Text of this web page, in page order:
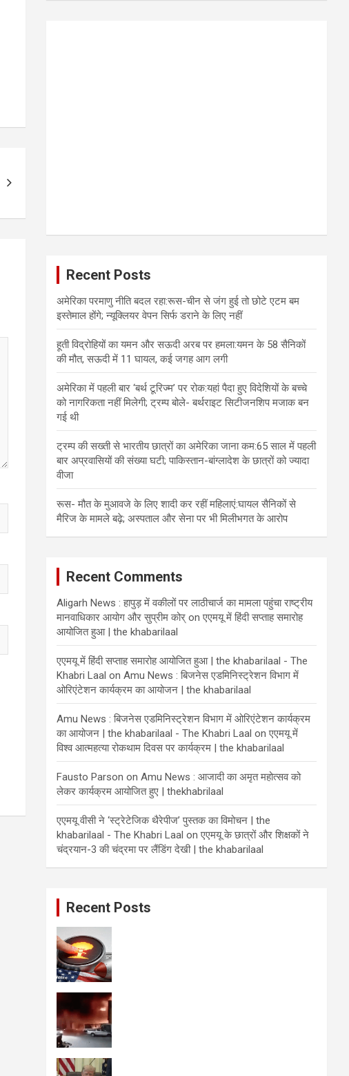
Recent Posts
अमेरिका परमाणु नीति बदल रहा:रूस-चीन से जंग हुई तो छोटे एटम बम
इस्तेमाल होंगे; न्यूक्लियर वेपन सिर्फ डराने के लिए नहीं
हूती विद्रोहियों का यमन और सऊदी अरब पर हमला:यमन के 58 सैनिकों
की मौत, सऊदी में 11 घायल, कई जगह आग लगी
अमेरिका में पहली बार ‘बर्थ टूरिज्म’ पर रोक:यहां पैदा हुए विदेशियों के बच्चे
को नागरिकता नहीं मिलेगी; ट्रम्प बोले- बर्थराइट सिटीजनशिप मजाक बन
गई थी
ट्रम्प की सख्ती से भारतीय छात्रों का अमेरिका जाना कम:65 साल में पहली
बार अप्रवासियों की संख्या घटी; पाकिस्तान-बांग्लादेश के छात्रों को ज्यादा
वीजा
रूस- मौत के मुआवजे के लिए शादी कर रहीं महिलाएं:घायल सैनिकों से
मैरिज के मामले बढ़े; अस्पताल और सेना पर भी मिलीभगत के आरोप
Recent Comments
Aligarh News : हापुड़ में वकीलों पर लाठीचार्ज का मामला पहुंचा राष्ट्रीय
मानवाधिकार आयोग और सुप्रीम कोर् onएएमयू में हिंदी सप्ताह समारोह
आयोजित हुआ | the khabarilaal
एएमयू में हिंदी सप्ताह समारोह आयोजित हुआ | the khabarilaal - The
Khabri Laal onAmu News : बिजनेस एडमिनिस्ट्रेशन विभाग में
ओरिएंटेशन कार्यक्रम का आयोजन | the khabarilaal
Amu News : बिजनेस एडमिनिस्ट्रेशन विभाग में ओरिएंटेशन कार्यक्रम
का आयोजन | the khabarilaal - The Khabri Laal onएएमयू में
विश्व आत्महत्या रोकथाम दिवस पर कार्यक्रम | the khabarilaal
Fausto Parson onAmu News : आजादी का अमृत महोत्सव को
लेकर कार्यक्रम आयोजित हुए | thekhabrilaal
एएमयू वीसी ने ‘स्ट्रेटेजिक थैरेपीज’ पुस्तक का विमोचन | the
khabarilaal - The Khabri Laal onएएमयू के छात्रों और शिक्षकों ने
चंद्रयान-3 की चंद्रमा पर लैंडिंग देखी | the khabarilaal
Recent Posts